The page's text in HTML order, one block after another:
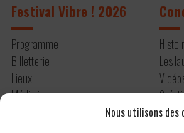
Nous utilisons des
Festival Vibre ! 2026
Programme
Billetterie
Lieux
Médiation
Les